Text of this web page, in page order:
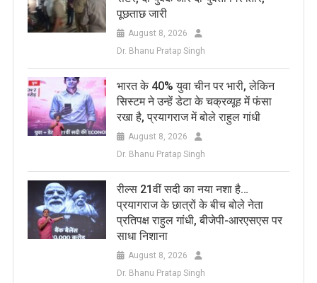
पूछताछ जारी
August 8, 2026
Dr. Bhanu Pratap Singh
भारत के 40% युवा चीन पर भारी, लेकिन
सिस्टम ने उन्हें डेटा के चक्रव्यूह में फंसा
रखा है, प्रयागराज में बोले राहुल गांधी
August 8, 2026
Dr. Bhanu Pratap Singh
रील्स 21वीं सदी का नया नशा है…
प्रयागराज के छात्रों के बीच बोले नेता
प्रतिपक्ष राहुल गांधी, बीजेपी-आरएसएस पर
साधा निशाना
August 8, 2026
Dr. Bhanu Pratap Singh